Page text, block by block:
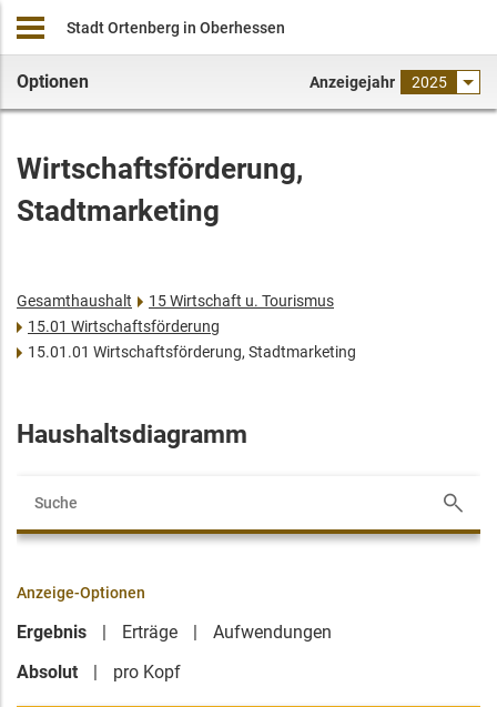
Stadt Ortenberg in Oberhessen
Optionen Anzeigejahr 2025
Wirtschaftsförderung,
Stadtmarketing
Gesamthaushalt
15 Wirtschaft u. Tourismus
15.01 Wirtschaftsförderung
15.01.01 Wirtschaftsförderung, Stadtmarketing
Haushaltsdiagramm
Anzeige-Optionen
Ergebnis Erträge
Aufwendungen
Absolut
pro Kopf